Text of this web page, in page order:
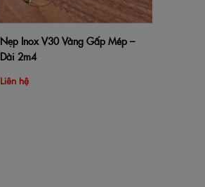
Thêm vào giỏ hàng Xem nhanh
Nẹp Inox V30 Vàng Gấp Mép –
Dài 2m4
Liên hệ